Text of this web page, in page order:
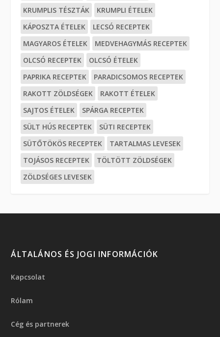
KRUMPLIS TÉSZTÁK
KRUMPLI ÉTELEK
KÁPOSZTA ÉTELEK
LECSÓ RECEPTEK
MAGYAROS ÉTELEK
MEDVEHAGYMÁS RECEPTEK
OLCSÓ RECEPTEK
OLCSÓ ÉTELEK
PAPRIKA RECEPTEK
PARADICSOMOS RECEPTEK
RAKOTT ZÖLDSÉGEK
RAKOTT ÉTELEK
SAJTOS ÉTELEK
SPÁRGA RECEPTEK
SÜLT HÚS RECEPTEK
SÜTI RECEPTEK
SÜTŐTÖKÖS RECEPTEK
TARTALMAS LEVESEK
TOJÁSOS RECEPTEK
TÖLTÖTT ZÖLDSÉGEK
ZÖLDSÉGES LEVESEK
ÁLTALÁNOS ÉS JOGI INFORMÁCIÓK
Kapcsolat
Rólam
Cég és partnerek